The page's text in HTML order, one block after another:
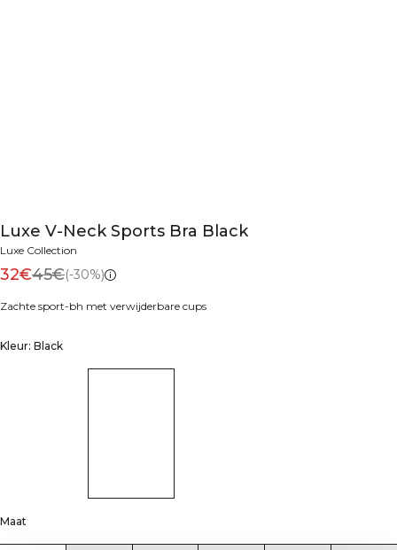
Luxe V-Neck Sports Bra Black
Luxe Collection
32€45€(-30%)
Zachte sport-bh met verwijderbare cups
Kleur: Black
Maat